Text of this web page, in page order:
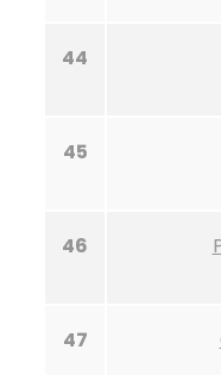
44
45
46
47